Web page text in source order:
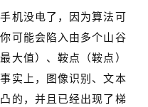
机没电了，因为算法可
可能会陷入由多个山谷
大值）、鞍点（鞍点）
实上，图像识别、文本
的，并且已经出现了梯